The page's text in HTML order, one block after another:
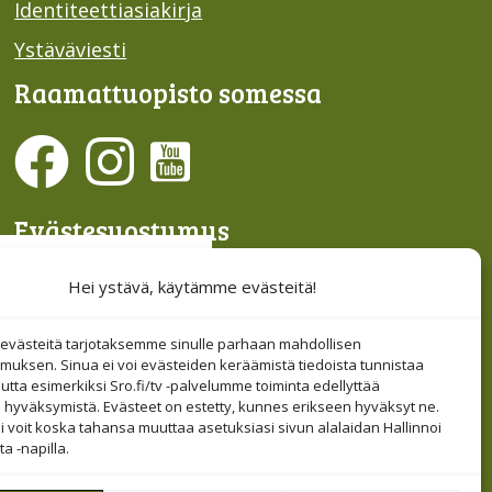
Hei ystävä, käytämme evästeitä!
tarjotaksemme sinulle parhaan mahdollisen
Sinua ei voi evästeiden keräämistä tiedoista tunnistaa
esimerkiksi Sro.fi/tv -palvelumme toiminta edellyttää
Evästeet on estetty, kunnes erikseen hyväksyt ne.
voit koska tahansa muuttaa asetuksiasi sivun alalaidan Hallinnoi
-napilla.
Identiteettiasiakirja
Ystäväviesti
Raamattu­opisto somessa
Evästesuostumus
Etsi sivuiltamme